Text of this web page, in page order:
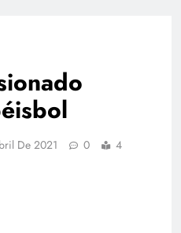
De 2021 0
4